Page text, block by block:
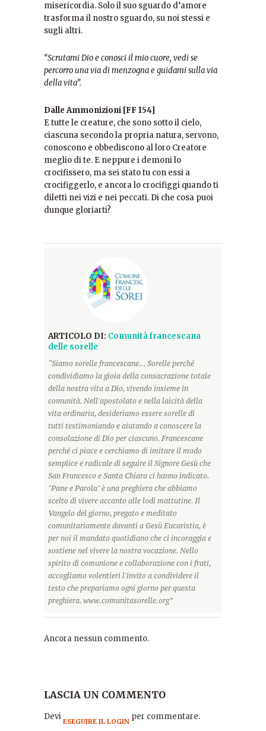
misericordia. Solo il suo sguardo d’amore
trasforma il nostro sguardo, su noi stessi e
sugli altri.
“Scrutami Dio e conosci il mio cuore, vedi se
percorro una via di menzogna e guidami sulla via
della vita”.
Dalle Ammonizioni [FF 154]
E tutte le creature, che sono sotto il cielo,
ciascuna secondo la propria natura, servono,
conoscono e obbediscono al loro Creatore
meglio di te. E neppure i demoni lo
crocifissero, ma sei stato tu con essi a
crocifiggerlo, e ancora lo crocifiggi quando ti
diletti nei vizi e nei peccati. Di che cosa puoi
dunque gloriarti?
ARTICOLO DI: Comunità francescana
delle sorelle
“Siamo sorelle francescane... Sorelle perché
condividiamo la gioia della consacrazione totale
della nostra vita a Dio, vivendo insieme in
comunità. Nell'apostolato e nella laicità della
vita ordinaria, desideriamo essere sorelle di
tutti testimoniando e aiutando a conoscere la
consolazione di Dio per ciascuno. Francescane
perché ci piace e cerchiamo di imitare il modo
semplice e radicale di seguire il Signore Gesù che
San Francesco e Santa Chiara ci hanno indicato.
"Pane e Parola" è una preghiera che abbiamo
scelto di vivere accanto alle lodi mattutine. Il
Vangelo del giorno, pregato e meditato
comunitariamente davanti a Gesù Eucaristia, è
per noi il mandato quotidiano che ci incoraggia e
sostiene nel vivere la nostra vocazione. Nello
spirito di comunione e collaborazione con i frati,
accogliamo volentieri l'invito a condividere il
testo che prepariamo ogni giorno per questa
preghiera. www.comunitasorelle.org”
Ancora nessun commento.
LASCIA UN COMMENTO
Devi ESEGUIRE IL LOGIN per commentare.